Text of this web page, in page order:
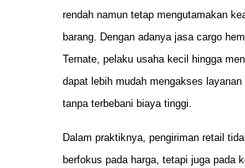
rendah namun tetap mengutamakan
barang. Dengan adanya jasa cargo
Ternate, pelaku usaha kecil hingga
dapat lebih mudah mengakses
tanpa terbebani biaya tinggi.
Dalam praktiknya, pengiriman retail
berfokus pada harga, tetapi juga pada